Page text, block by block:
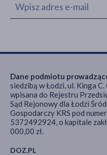
DOZ.PL
Dane podmiotu
siedzibą w Łodzi, ul. Kinga
wpisana do Rejestru
Sąd Rejonowy dla Łodzi
Gospodarczy KRS pod
5372492924, o kapitale
000,00 zł.